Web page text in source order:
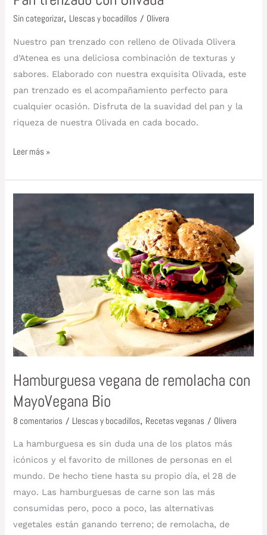
Sin categorizar, Llescas y bocadillos / Olivera
Nuestro pan trenzado con relleno de Olivada Olivera
d’Atenea es una deliciosa combinación de texturas y
sabores. Elaborado con nuestra exquisita Olivada, este
pan trenzado es el acompañamiento perfecto para
cualquier ocasión. Disfruta de la suavidad del pan y la
riqueza de nuestra Olivada en cada bocado.
Leer más »
Hamburguesa vegana de remolacha con
MayoVegana Bio
8 comentarios / Llescas y bocadillos, Recetas veganas / Olivera
La hamburguesa es sin duda una de los platos más
icónicos y el favorito de millones de personas en el
mundo. De hecho tiene hasta su propio día, el 28 de
mayo. Las hamburguesas de carne son las más
consumidas pero, poco a poco, las alternativas
vegetales están ganando terreno; de remolacha, de
remolacha
con
MayoVegana
Bio